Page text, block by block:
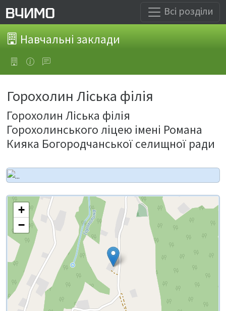
Всі розділи
Навчальні заклади
Горохолин Ліська філія
Горохолин Ліська філія
Горохолинського ліцею імені Романа
Кияка Богородчанської селищної ради
+
−